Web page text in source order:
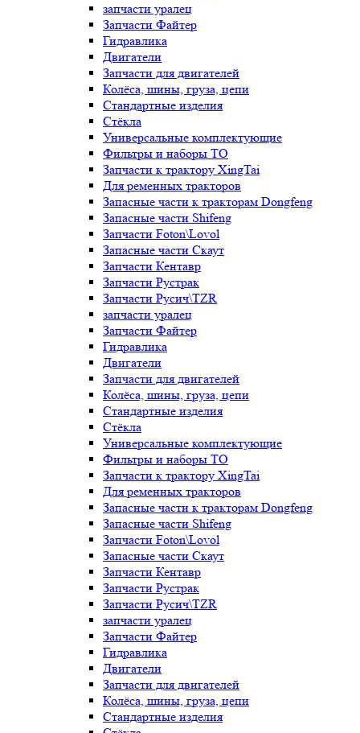
запчасти уралец
Запчасти Файтер
Гидравлика
Двигатели
Запчасти для двигателей
Колёса, шины, груза, цепи
Стандартные изделия
Стёкла
Универсальные комплектующие
Фильтры и наборы ТО
Запчасти к трактору XingTai
Для ременных тракторов
Запасные части к тракторам Dongfeng
Запасные части Shifeng
Запчасти Foton\Lovol
Запасные части Скаут
Запчасти Кентавр
Запчасти Рустрак
Запчасти Русич\TZR
запчасти уралец
Запчасти Файтер
Гидравлика
Двигатели
Запчасти для двигателей
Колёса, шины, груза, цепи
Стандартные изделия
Стёкла
Универсальные комплектующие
Фильтры и наборы ТО
Запчасти к трактору XingTai
Для ременных тракторов
Запасные части к тракторам Dongfeng
Запасные части Shifeng
Запчасти Foton\Lovol
Запасные части Скаут
Запчасти Кентавр
Запчасти Рустрак
Запчасти Русич\TZR
запчасти уралец
Запчасти Файтер
Гидравлика
Двигатели
Запчасти для двигателей
Колёса, шины, груза, цепи
Стандартные изделия